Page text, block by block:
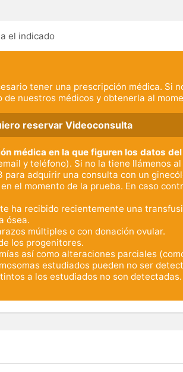
el indicado
tener una prescripción médica. Si
nuestros médicos y obtenerla al
reservar Videoconsulta
médica en la que figuren los datos
y teléfono). Si no la tiene llámenos
para adquirir una consulta con un
el momento de la prueba. En caso
ha recibido recientemente una
ósea.
múltiples o con donación ovular.
los progenitores.
así como alteraciones parciales
estudiados pueden no ser
a los estudiados no son detectadas.